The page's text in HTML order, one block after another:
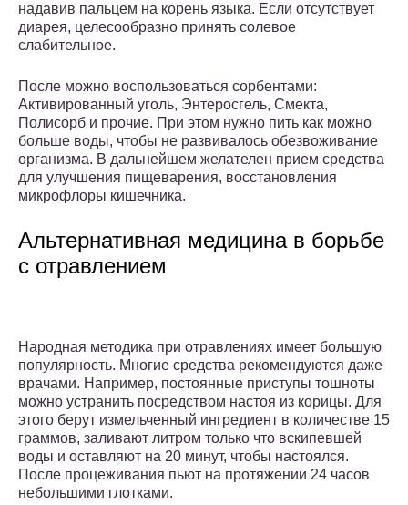
надавив пальцем на корень языка. Если отсутствует
диарея, целесообразно принять солевое
слабительное.
После можно воспользоваться сорбентами:
Активированный уголь, Энтеросгель, Смекта,
Полисорб и прочие. При этом нужно пить как можно
больше воды, чтобы не развивалось обезвоживание
организма. В дальнейшем желателен прием средства
для улучшения пищеварения, восстановления
микрофлоры кишечника.
Альтернативная медицина в борьбе
с отравлением
Народная методика при отравлениях имеет большую
популярность. Многие средства рекомендуются даже
врачами. Например, постоянные приступы тошноты
можно устранить посредством настоя из корицы. Для
этого берут измельченный ингредиент в количестве 15
граммов, заливают литром только что вскипевшей
воды и оставляют на 20 минут, чтобы настоялся.
После процеживания пьют на протяжении 24 часов
небольшими глотками.